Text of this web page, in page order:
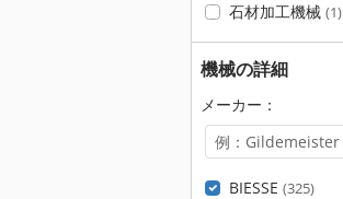
石材加工機械 (1)
機械の詳細
メーカー：
BIESSE (325)